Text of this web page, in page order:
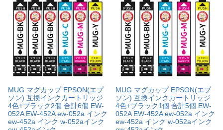
MUG マグカップ EPSON(エプ
ソン) 互換インクカートリッジ
4色+ブラック2個 合計6個 EW-
052A EW-452A ew-052a インク
ew-452a インク w-052aインク
MUG マグカップ EPSON(エプ
ソン) 互換インクカートリッジ
4色+ブラック1個 合計5個 EW-
052A EW-452A ew-052a インク
ew-452a インク w-052aインク